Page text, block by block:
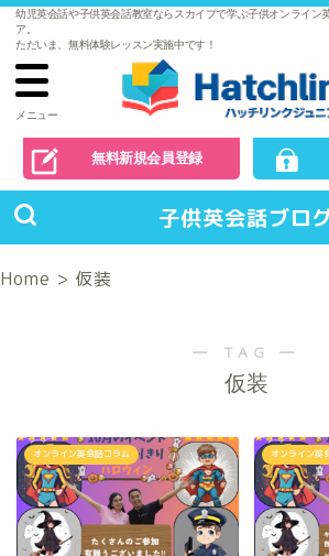
幼児英会話や子供英会話教室ならスカイプで学ぶ子供オンライン
ア。
ただいま、無料体験レッスン実施中です！
メニュー
無料新規会員登録
子供英会話ブロ
Home > 仮装
― TAG ―
仮装
オンライン英会話コラム オンライン英